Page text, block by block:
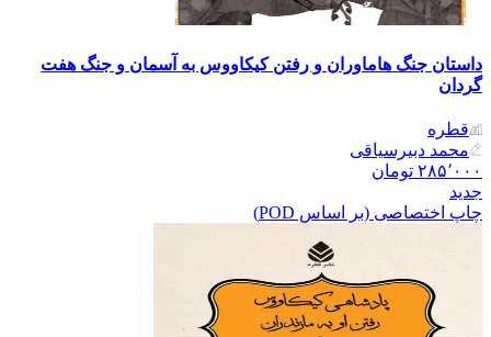
داستان جنگ هاماوران و رفتن کیکاووس به آسمان و جنگ هفت
گردان
قطره
محمد دبیرسیاقی
۲۸۵٬۰۰۰ تومان
جدید
چاپ اختصاصی (بر اساس POD)